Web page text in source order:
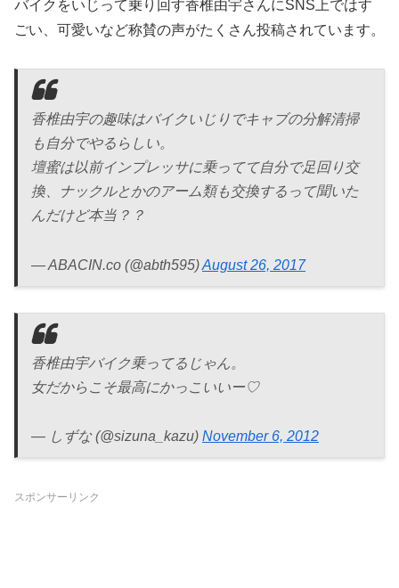
バイクをいじって乗り回す香椎由宇さんにSNS上ではす
ごい、可愛いなど称賛の声がたくさん投稿されています。
香椎由宇の趣味はバイクいじりでキャブの分解清掃
も自分でやるらしい。
壇蜜は以前インプレッサに乗ってて自分で足回り交
換、ナックルとかのアーム類も交換するって聞いた
んだけど本当？？
— ABACIN.co (@abth595)August 26, 2017
香椎由宇バイク乗ってるじゃん。
女だからこそ最高にかっこいいー♡
— しずな (@sizuna_kazu) November 6, 2012
スポンサーリンク